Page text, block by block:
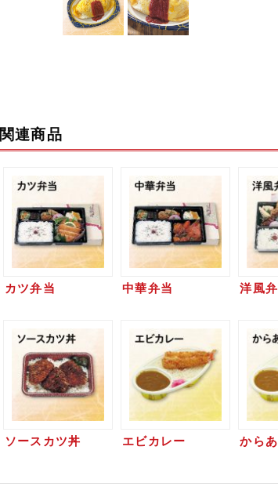
関連商品
カツ弁当 中華弁当 洋風
ソースカツ丼 エビカレー から